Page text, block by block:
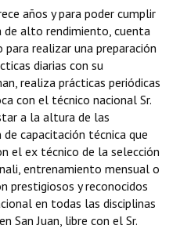
Registro
años y para poder cumplir
alto rendimiento, cuenta
realizar una preparación
diarias con su
realiza prácticas periódicas
con el técnico nacional Sr.
a la altura de las
capacitación técnica que
el ex técnico de la selección
entrenamiento mensual o
prestigiosos y reconocidos
en todas las disciplinas
San Juan, libre con el Sr.